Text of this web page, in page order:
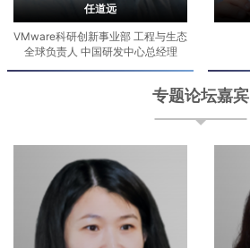
任道远
VMware科研创新事业部 工程与生态
全球负责人 中国研发中心总经理
专题论坛嘉宾